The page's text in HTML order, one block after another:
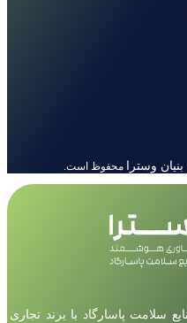
وسترا محفوظ است.
سلامت پاسارگاد با برند تجاری